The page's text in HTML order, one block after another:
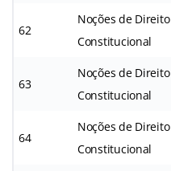
62
Noções de Direito
Constitucional
63
Noções de Direito
Constitucional
64
Noções de Direito
Constitucional